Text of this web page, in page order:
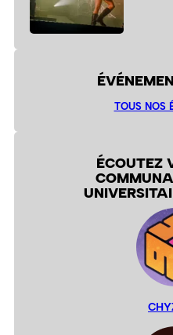
TOUS NOS
ÉCOUTEZ